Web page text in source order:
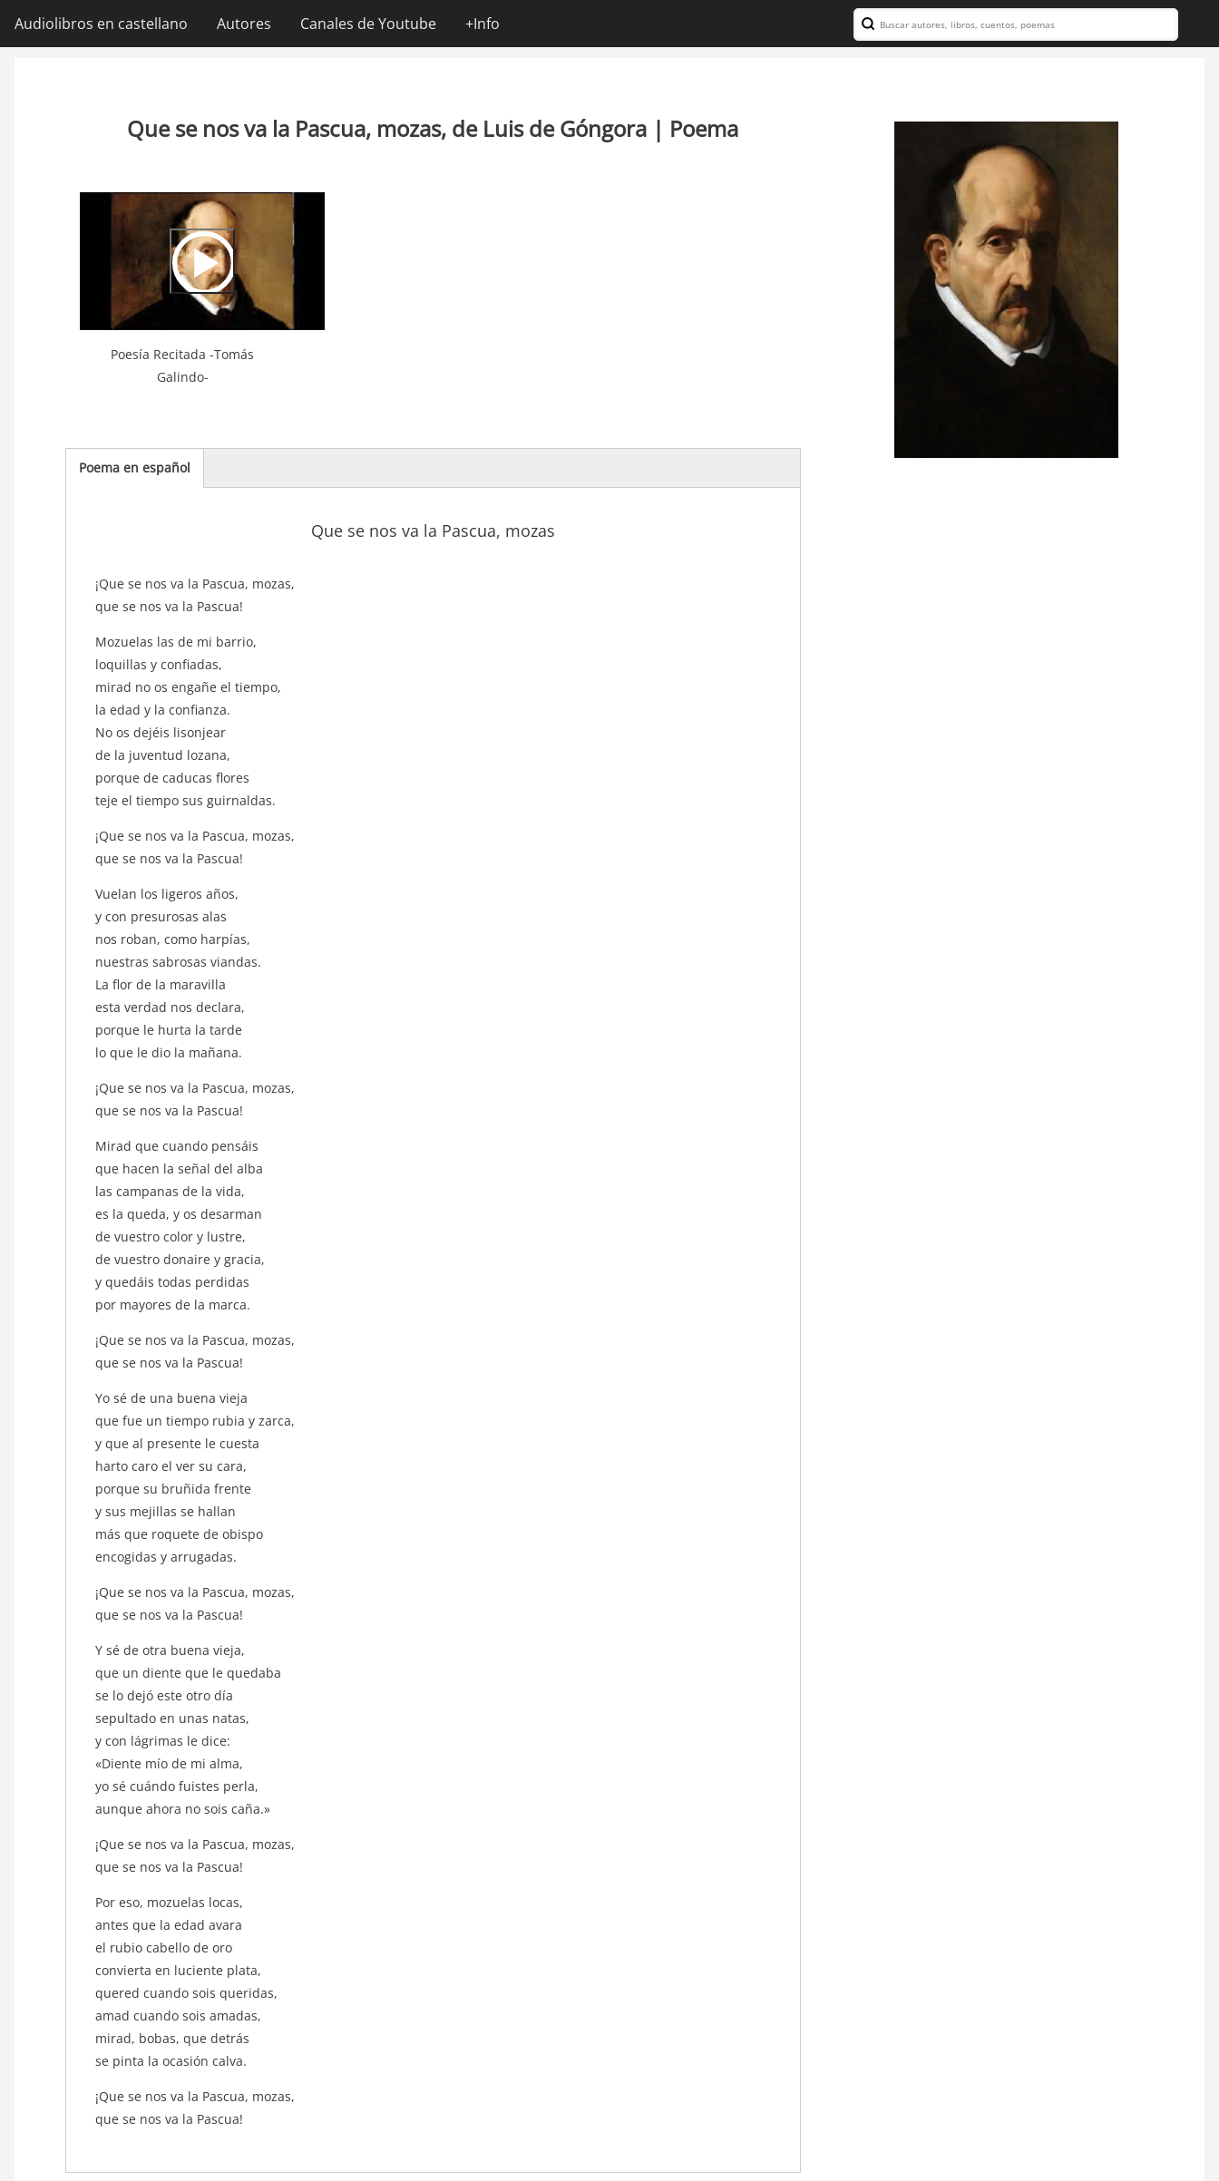
Navegación
Audiolibros en castellano Autores Canales de Youtube +Info Search
Que se nos va la Pascua, mozas, de Luis de Góngora | Poema
Video
Url
Poesía Recitada -Tomás
Galindo-
Poema en español
Que se nos va la Pascua, mozas
¡Que se nos va la Pascua, mozas,
que se nos va la Pascua!
Mozuelas las de mi barrio,
loquillas y confiadas,
mirad no os engañe el tiempo,
la edad y la confianza.
No os dejéis lisonjear
de la juventud lozana,
porque de caducas flores
teje el tiempo sus guirnaldas.
¡Que se nos va la Pascua, mozas,
que se nos va la Pascua!
Vuelan los ligeros años,
y con presurosas alas
nos roban, como harpías,
nuestras sabrosas viandas.
La flor de la maravilla
esta verdad nos declara,
porque le hurta la tarde
lo que le dio la mañana.
¡Que se nos va la Pascua, mozas,
que se nos va la Pascua!
Mirad que cuando pensáis
que hacen la señal del alba
las campanas de la vida,
es la queda, y os desarman
de vuestro color y lustre,
de vuestro donaire y gracia,
y quedáis todas perdidas
por mayores de la marca.
¡Que se nos va la Pascua, mozas,
que se nos va la Pascua!
Yo sé de una buena vieja
que fue un tiempo rubia y zarca,
y que al presente le cuesta
harto caro el ver su cara,
porque su bruñida frente
y sus mejillas se hallan
más que roquete de obispo
encogidas y arrugadas.
¡Que se nos va la Pascua, mozas,
que se nos va la Pascua!
Y sé de otra buena vieja,
que un diente que le quedaba
se lo dejó este otro día
sepultado en unas natas,
y con lágrimas le dice:
«Diente mío de mi alma,
yo sé cuándo fuistes perla,
aunque ahora no sois caña.»
¡Que se nos va la Pascua, mozas,
que se nos va la Pascua!
Por eso, mozuelas locas,
antes que la edad avara
el rubio cabello de oro
convierta en luciente plata,
quered cuando sois queridas,
amad cuando sois amadas,
mirad, bobas, que detrás
se pinta la ocasión calva.
¡Que se nos va la Pascua, mozas,
que se nos va la Pascua!